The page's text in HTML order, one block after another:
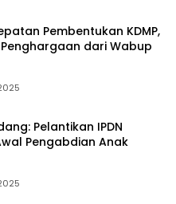
Pembentukan KDMP,
Penghargaan dari Wabup
Pelantikan IPDN
Pengabdian Anak